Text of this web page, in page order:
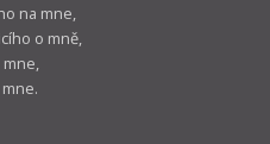
na mne,
o mně,
mne,